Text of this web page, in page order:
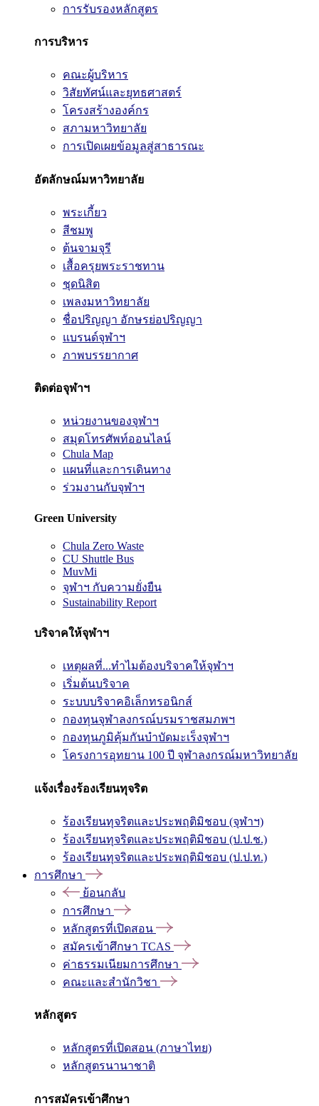
การรับรองหลักสูตร
การบริหาร
คณะผู้บริหาร
วิสัยทัศน์และยุทธศาสตร์
โครงสร้างองค์กร
สภามหาวิทยาลัย
การเปิดเผยข้อมูลสู่สาธารณะ
อัตลักษณ์มหาวิทยาลัย
พระเกี้ยว
สีชมพู
ต้นจามจุรี
เสื้อครุยพระราชทาน
ชุดนิสิต
เพลงมหาวิทยาลัย
ชื่อปริญญา อักษรย่อปริญญา
แบรนด์จุฬาฯ
ภาพบรรยากาศ
ติดต่อจุฬาฯ
หน่วยงานของจุฬาฯ
สมุดโทรศัพท์ออนไลน์
Chula Map
แผนที่และการเดินทาง
ร่วมงานกับจุฬาฯ
Green University
Chula Zero Waste
CU Shuttle Bus
MuvMi
จุฬาฯ กับความยั่งยืน
Sustainability Report
บริจาคให้จุฬาฯ
เหตุผลที่...ทำไมต้องบริจาคให้จุฬาฯ
เริ่มต้นบริจาค
ระบบบริจาคอิเล็กทรอนิกส์
กองทุนจุฬาลงกรณ์บรมราชสมภพฯ
กองทุนภูมิคุ้มกันบำบัดมะเร็งจุฬาฯ
โครงการอุทยาน 100 ปี จุฬาลงกรณ์มหาวิทยาลัย
แจ้งเรื่องร้องเรียนทุจริต
ร้องเรียนทุจริตและประพฤติมิชอบ (จุฬาฯ)
ร้องเรียนทุจริตและประพฤติมิชอบ (ป.ป.ช.)
ร้องเรียนทุจริตและประพฤติมิชอบ (ป.ป.ท.)
การศึกษา
ย้อนกลับ
การศึกษา
หลักสูตรที่เปิดสอน
สมัครเข้าศึกษา TCAS
ค่าธรรมเนียมการศึกษา
คณะและสำนักวิชา
หลักสูตร
หลักสูตรที่เปิดสอน (ภาษาไทย)
หลักสูตรนานาชาติ
การสมัครเข้าศึกษา